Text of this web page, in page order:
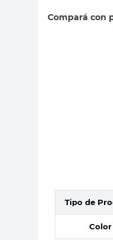
Compará con
Tipo de
Color